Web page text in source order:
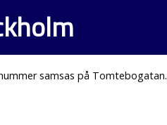
samsas på Tomtebogatan.